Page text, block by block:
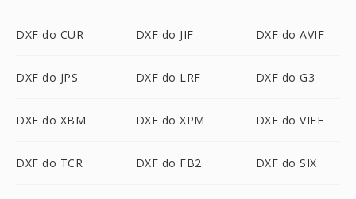
DXF do CUR DXF do JIF DXF do AVIF
DXF do JPS DXF do LRF DXF do G3
DXF do XBM DXF do XPM DXF do VIFF
DXF do TCR DXF do FB2 DXF do SIX